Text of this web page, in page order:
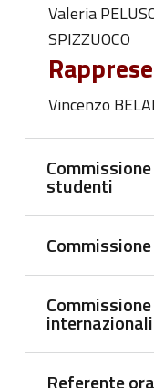
Valeria
SPIZZUOCO
Vincenzo
studenti
Referente